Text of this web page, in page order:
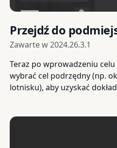
Przejdź do
Zawarte w2024.26.3.1
Teraz po wprowadzeniu
wybrać cel podrzędny (np.
lotnisku), aby uzyskać